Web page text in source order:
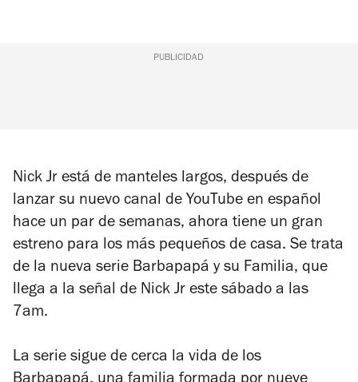
PUBLICIDAD
Nick Jr está de manteles largos, después de
lanzar su nuevo canal de YouTube en español
hace un par de semanas, ahora tiene un gran
estreno para los más pequeños de casa. Se trata
de la nueva serie Barbapapá y su Familia, que
llega a la señal de Nick Jr este sábado a las
7am.
La serie sigue de cerca la vida de los